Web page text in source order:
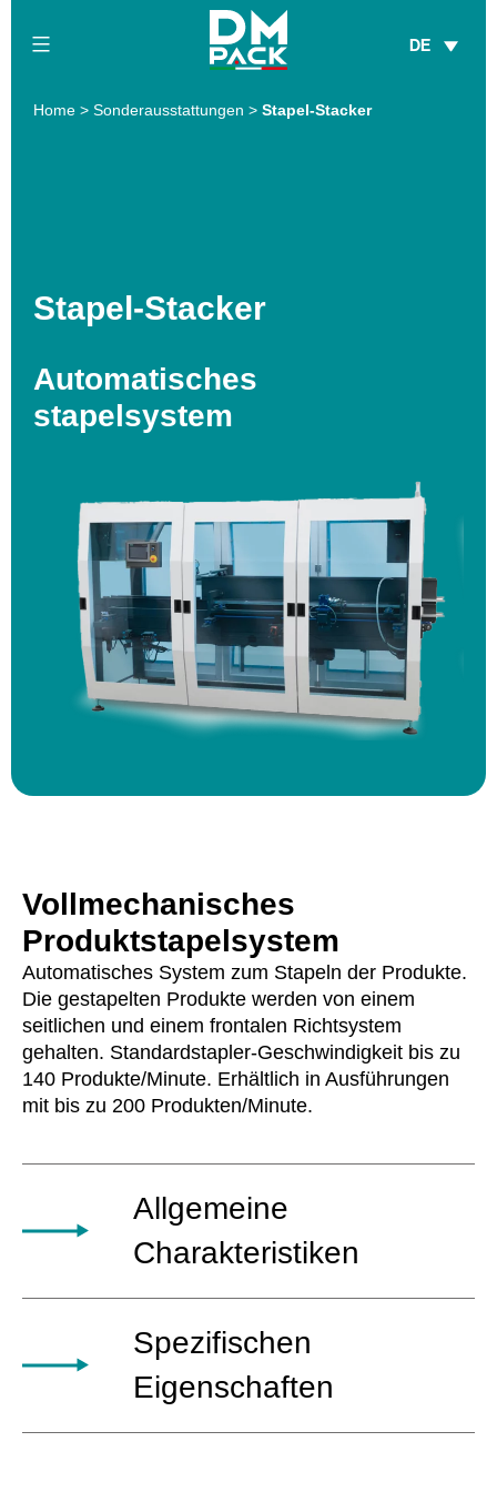
DE
Home > Sonderausstattungen > Stapel-Stacker
Stapel-Stacker
Automatisches
stapelsystem
Vollmechanisches
Produktstapelsystem
Automatisches System zum Stapeln der Produkte.
Die gestapelten Produkte werden von einem
seitlichen und einem frontalen Richtsystem
gehalten. Standardstapler-Geschwindigkeit bis zu
140 Produkte/Minute. Erhältlich in Ausführungen
mit bis zu 200 Produkten/Minute.
Allgemeine
Charakteristiken
unterschiedlicher Art, die von den
vorangehenden Linien oder manuell durch
Spezifischen
Eigenschaften